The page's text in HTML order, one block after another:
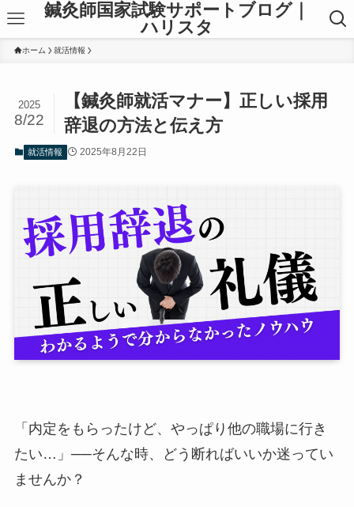
鍼灸師国家試験サポートブログ｜
ハリスタ
ホーム 就活情報
【鍼灸師就活マナー】正しい採用
辞退の方法と伝え方
2025
8/22
就活情報 2025年8月22日
「内定をもらったけど、やっぱり他の職場に行き
たい…」──そんな時、どう断ればいいか迷ってい
ませんか？